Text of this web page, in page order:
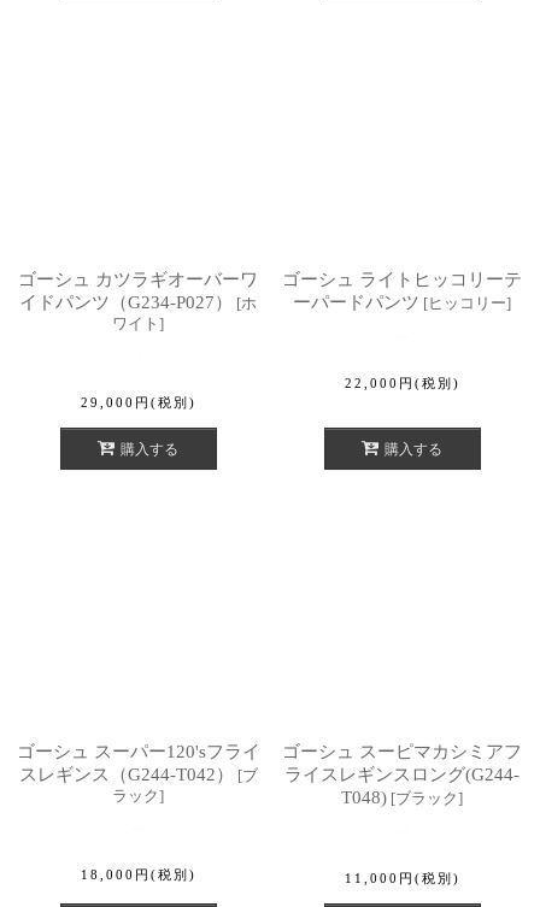
ゴーシュ カツラギオーバーワ
イドパンツ（G234-P027）
[ホ
ワイト ]
29,000 円 (税別)
購入する
ゴーシュ ライトヒッコリーテ
ーパードパンツ [ヒッコリー]
22,000 円 (税別)
購入する
ゴーシュ スーパー120'sフライ
スレギンス（G244-T042）
[ブ
ラック]
18,000 円 (税別)
ゴーシュ スーピマカシミアフ
ライスレギンスロング(G244-
T048) [ブラック]
11,000 円 (税別)